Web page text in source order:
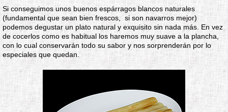
Si conseguimos unos buenos espárragos blancos naturales
(fundamental que sean bien frescos, si son navarros mejor)
podemos degustar un plato natural y exquisito sin nada más. En vez
de cocerlos como es habitual los haremos muy suave a la plancha,
con lo cual conservarán todo su sabor y nos sorprenderán por lo
especiales que quedan.